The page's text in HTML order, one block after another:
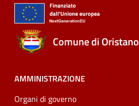
Comune di Oristano
AMMINISTRAZIONE
Organi di governo